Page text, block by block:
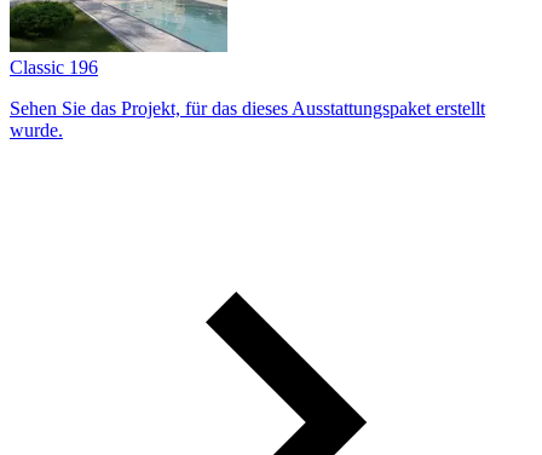
Classic 196
Sehen Sie das Projekt, für das dieses Ausstattungs­paket erstellt
wurde.